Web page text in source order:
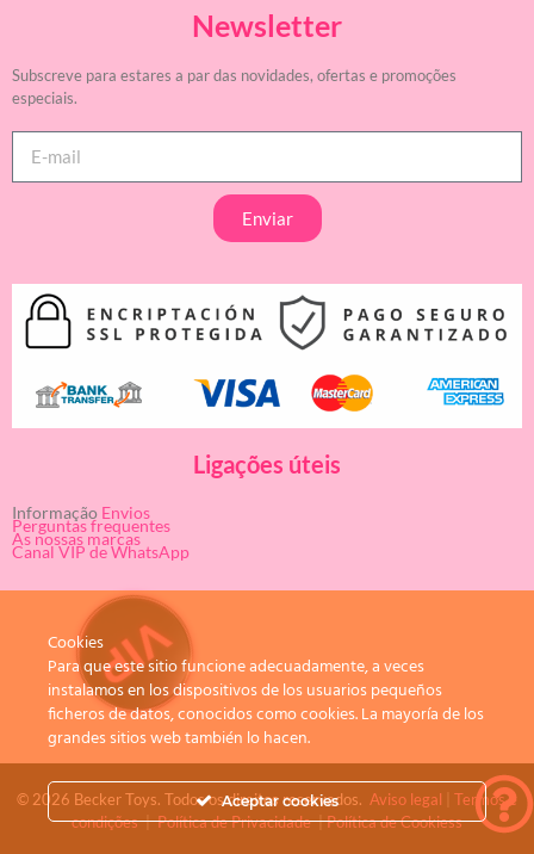
Newsletter
Subscreve para estares a par das novidades, ofertas e promoções
especiais.
Enviar
Ligações úteis
Informação Envios
Perguntas frequentes
As nossas marcas
Canal VIP de WhatsApp
© 2026 Becker Toys. Todos os direitos reservados. Aviso legal
Termos e
condições|Política de Privacidade|Política de Cookiess
Cookies
Para que este sitio funcione adecuadamente, a veces
instalamos en los dispositivos de los usuarios pequeños
ficheros de datos, conocidos como cookies. La mayoría de los
grandes sitios web también lo hacen.
Aceptar cookies